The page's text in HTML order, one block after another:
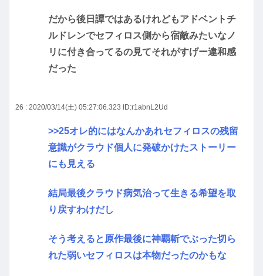
だから後日譚ではあるけれどもアドベントチ
ルドレンでセフィロス側から宿敵みたいなノ
リに付き合ってるの見てそれがすげー違和感
だった
26 : 2020/03/14(土) 05:27:06.323 ID:r1abnL2Ud
>>25オレ的にはなんかあれセフィロスの残留
意識がクラウド個人に発破かけたストーリー
にも見える
結局最後クラウド病気治って生きる希望を取
り戻すわけだし
そう考えると原作最後に神覇斬でぶった切ら
れた弱いセフィロスは本物だったのかもな